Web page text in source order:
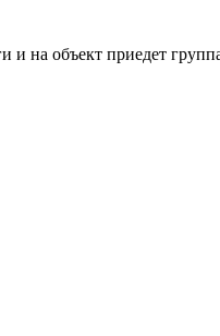
и на объект приедет